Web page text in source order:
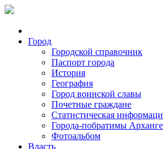
Город
Городской справочник
Паспорт города
История
География
Город воинской славы
Почетные граждане
Статистическая
Города-побратимы
Фотоальбом
Власть